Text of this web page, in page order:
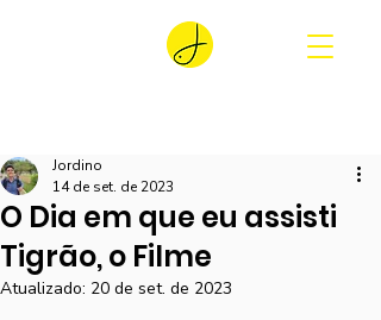
O Dia em que eu assisti
Tigrão, o Filme
Jordino
14 de set. de 2023
Atualizado: 20 de set. de 2023